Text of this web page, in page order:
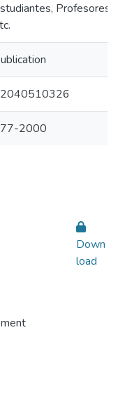
Profesores,
2000
Down
load